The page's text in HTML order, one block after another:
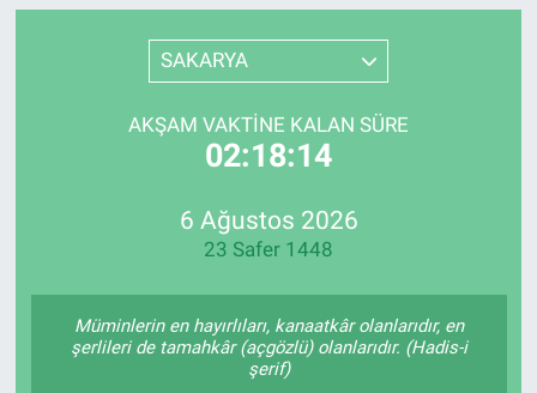
SAKARYA
AKŞAM VAKTINE KALAN SÜRE
02:18:14
6 Ağustos 2026
23 Safer 1448
Müminlerin en hayırlıları, kanaatkâr olanlarıdır, en
şerlileri de tamahkâr (açgözlü) olanlarıdır. (Hadis-i
şerif)
SAĞLIK
Tüm Manşetler
Son Dakika Haberleri